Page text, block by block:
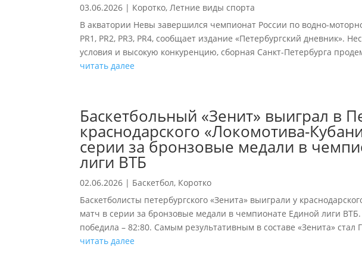
03.06.2026 | Коротко,Летние виды спорта
В акватории Невы завершился чемпионат России по водно-
PR1, PR2, PR3, PR4, сообщает издание «Петербургский дневник».
условия и высокую конкуренцию, сборная Санкт-Петербурга
читать далее
Баскетбольный «Зенит» выиграл в
краснодарского «Локомотива-
серии за бронзовые медали в
лиги ВТБ
02.06.2026 | Баскетбол, Коротко
Баскетболисты петербургского «Зенита» выиграли у
матч в серии за бронзовые медали в чемпионате Единой лиги
победила – 82:80. Самым результативным в составе «Зенита» стал
читать далее